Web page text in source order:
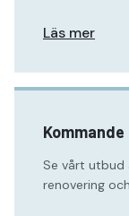
Läs mer
Se vårt utbud
renovering